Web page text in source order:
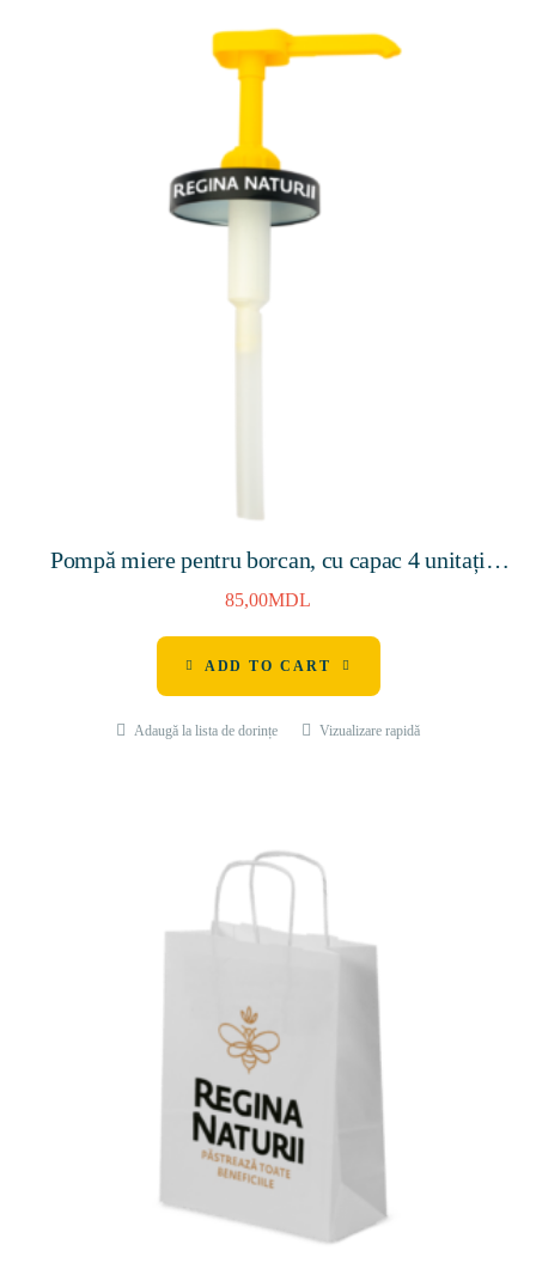
Pompă miere pentru borcan, cu capac 4 unitați
(DEEP66, DEEP 82, TO 66, TO 82)
85,00MDL
ADD TO CART
Adaugă la lista de dorințe Vizualizare rapidă